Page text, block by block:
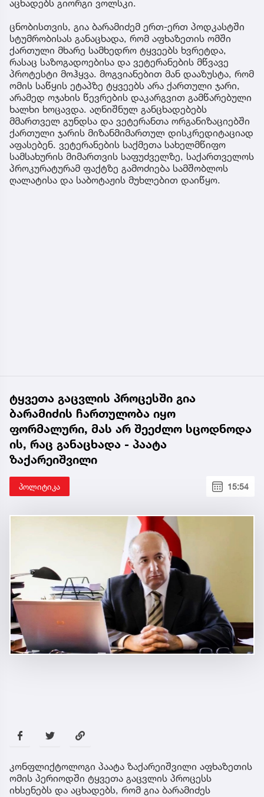
აცხადებს გიორგი ვოლსკი.
ცნობისთვის, გია ბარამიძემ ერთ-ერთ პოდკასტში
სტუმრობისას განაცხადა, რომ აფხაზეთის ომში
ქართული მხარე სამხედრო ტყვეებს ხვრეტდა,
რასაც საზოგადოებისა და ვეტერანების მწვავე
პროტესტი მოჰყვა. მოგვიანებით მან დააზუსტა, რომ
ომის საწყის ეტაპზე ტყვეებს არა ქართული ჯარი,
არამედ ოჯახის წევრების დაკარგვით გამწარებული
ხალხი ხოცავდა. აღნიშნულ განცხადებებს
მმართველ გუნდსა და ვეტერანთა ორგანიზაციებში
ქართული ჯარის მიზანმიმართულ დისკრედიტაციად
აფასებენ. ვეტერანების საქმეთა სახელმწიფო
სამსახურის მიმართვის საფუძველზე, საქართველოს
პროკურატურამ ფაქტზე გამოძიება სამშობლოს
ღალატისა და საბოტაჟის მუხლებით დაიწყო.
ტყვეთა გაცვლის პროცესში გია
ბარამიძის ჩართულობა იყო
ფორმალური, მას არ შეეძლო სცოდნოდა
ის, რაც განაცხადა - პაატა
ზაქარეიშვილი
პოლიტიკა 15:54
კონფლიქტოლოგი პაატა ზაქარეიშვილი აფხაზეთის
ომის პერიოდში ტყვეთა გაცვლის პროცესს
იხსენებს და აცხადებს, რომ გია ბარამიძეს